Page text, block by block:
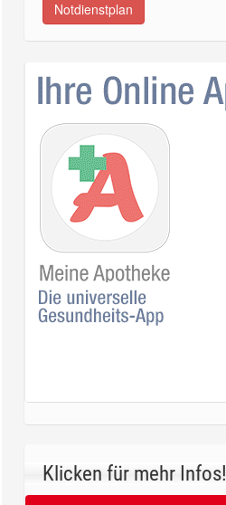
Notdienstplan
Klicken für mehr Infos!